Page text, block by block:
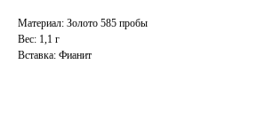
Материал: Золото 585 пробы
Вес: 1,1 г
Вставка: Фианит